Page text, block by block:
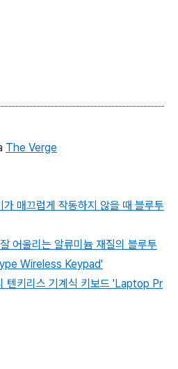
The Verge
매끄럽게 작동하지 않을 때 블루투
어울리는 알류미늄 재질의 블루투
Wireless Keypad'
텐키리스 기계식 키보드 'Laptop Pr